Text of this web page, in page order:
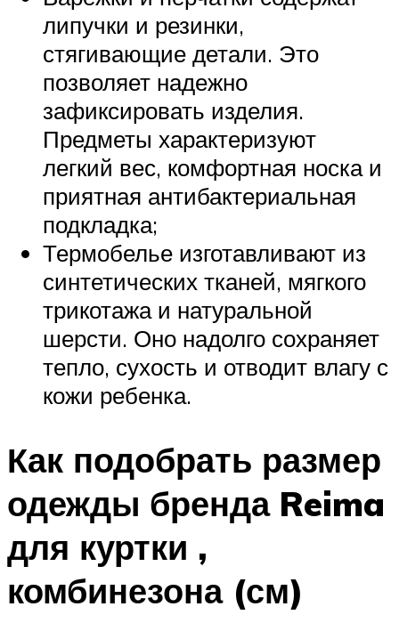
липучки и резинки,
стягивающие детали. Это
позволяет надежно
зафиксировать изделия.
Предметы характеризуют
легкий вес, комфортная носка и
приятная антибактериальная
подкладка;
Термобелье изготавливают из
синтетических тканей, мягкого
трикотажа и натуральной
шерсти. Оно надолго сохраняет
тепло, сухость и отводит влагу с
кожи ребенка.
Как подобрать размер
одежды бренда Reima
для куртки ,
комбинезона (см)